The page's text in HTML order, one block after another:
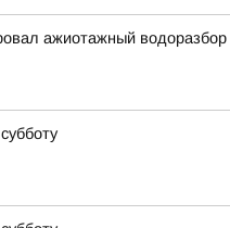
ажиотажный